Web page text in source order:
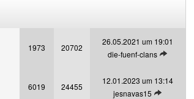
1973 20702
26.05.2021 um 19:01
die-fuenf-clans Letzten
6019 24455
12.01.2023 um 13:14
jesnavas15 Letzten